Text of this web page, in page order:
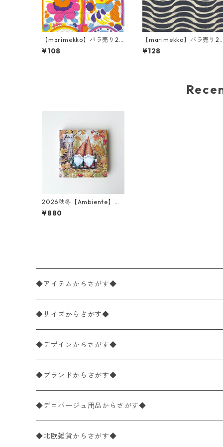
【marimekko】バラ売り2
枚 カクテルサイズ ペーパー
ナプキン KARUSELLI ホワイ
¥108
【marimekko】バラ売り2
枚 ランチサイズ ペーパーナ
プキン PALKO クリームxブ
¥128
2026秋冬【Ambiente】ラ
ンチサイズ ペーパーナプキ
ン Forest Rangers ブラウ
¥880
◆アイテムからさがす◆
ペーパーナプキン2枚バラ売り
ペーパーナプキン1枚バラ売り
ペーパーナプキン20枚入りパック
ペーパーナプキン10枚入りパック
ライスペーパー
◆サイズからさがす◆
33×33cm（ランチサイズ）
バラ売り
パック売り
25×25cm（カクテルサイズ）
バラ売り
パック売り
40×40cm（ディナーサイズ）
バラ売り
21×21cm（ポケットサイズ）
◆デザインからさがす◆
花柄
植物・グリーン柄
動物・鳥・昆虫・蝶柄
◆ブランドからさがす◆
ドイツ製 IHR/イア
ランチサイズ
ドイツ製 Ambiente/アンビエンテ
◆デコパージュ用品からさがす◆
デコパージュ液
◆北欧雑貨からさがす◆